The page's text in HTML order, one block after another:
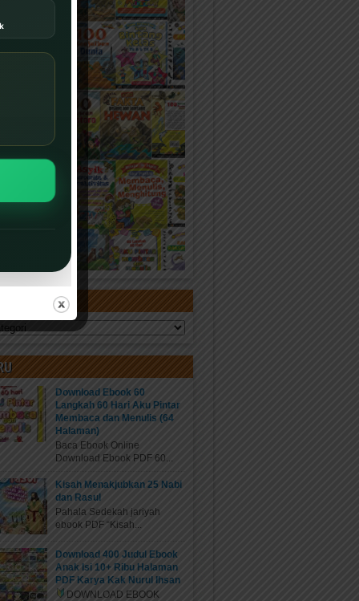
Download Ebook 60
Langkah 60 Hari Aku Pintar
Membaca dan Menulis (64
Halaman)
Baca Ebook Online
Download Ebook PDF 60...
Kisah Menakjubkan 25 Nabi
dan Rasul
Pahala Sedekah jariyah
ebook PDF “Kisah...
Download 400 Judul Ebook
Anak Isi 10+ Ribu Halaman
PDF Karya Kak Nurul Ihsan
DOWNLOAD EBOOK